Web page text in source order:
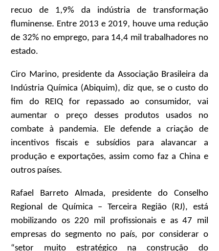
recuo de 1,9% da indústria de transformação
fluminense. Entre 2013 e 2019, houve uma redução
de 32% no emprego, para 14,4 mil trabalhadores no
estado.
Ciro Marino, presidente da Associação Brasileira da
Indústria Química (Abiquim), diz que, se o custo do
fim do REIQ for repassado ao consumidor, vai
aumentar o preço desses produtos usados no
combate à pandemia. Ele defende a criação de
incentivos fiscais e subsídios para alavancar a
produção e exportações, assim como faz a China e
outros países.
Rafael Barreto Almada, presidente do Conselho
Regional de Química – Terceira Região (RJ), está
mobilizando os 220 mil profissionais e as 47 mil
empresas do segmento no país, por considerar o
“setor muito estratégico na construção do